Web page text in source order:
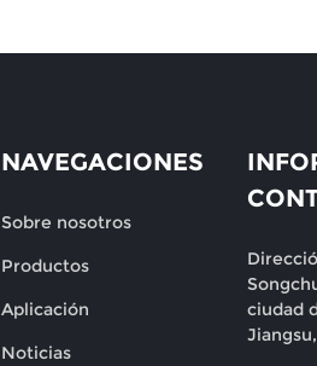
NAVEGACIONES
Sobre nosotros
Productos
Aplicación
Noticias
ciudad